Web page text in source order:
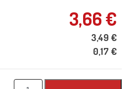
3,66€
3,49 €
0,17 €